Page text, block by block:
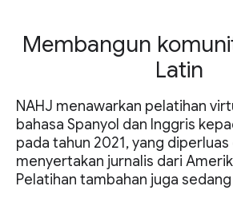
Membangun
Latin
NAHJ menawarkan pelatihan
bahasa Spanyol dan Inggris
pada tahun 2021, yang
menyertakan jurnalis dari
Pelatihan tambahan juga